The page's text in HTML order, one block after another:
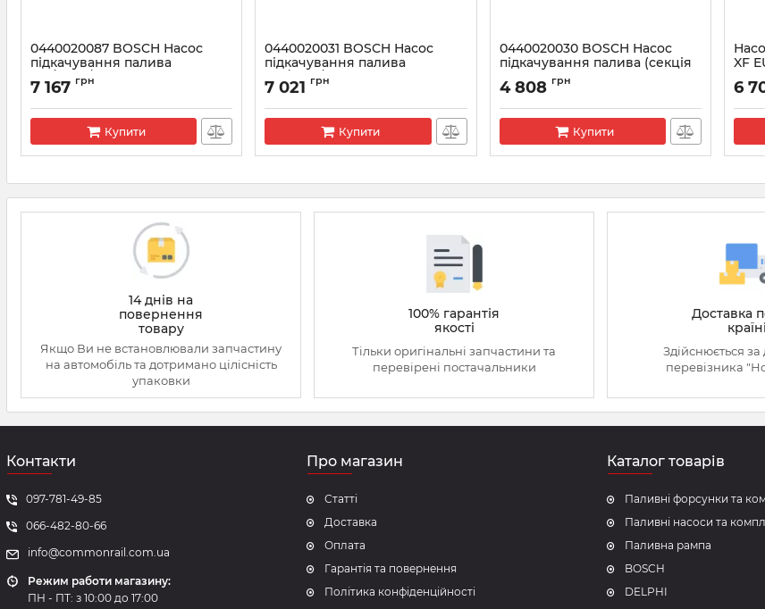
0440020087 BOSCH Насос
підкачування палива
(FP/ZP26/R1S) Renault
Артикул:
7 167 грн
Купити
0440020031 BOSCH Насос
підкачування палива
(FP/ZP18/R1S)
Volvo/Hyundai/KIA
Артикул: 0440020031
7 021 грн
Купити
0440020030 BOSCH Насос
підкачування палива (секція
низького тиску)
Артикул:
4 808 грн
Купити
XF
6
14 днів на
повернення
товару
Якщо Ви не встановлювали запчастину
на автомобіль та дотримано цілісність
упаковки
100% гарантія
якості
Тільки оригінальні запчастини та
перевірені постачальники
Доставка
країні
Здійснюється
перевізника
Контакти
097-781-49-85
066-482-80-66
info@commonrail.com.ua
Режим работи магазину:
ПН - ПТ: з 10:00 до 17:00
Про магазин
Статті
Доставка
Оплата
Гарантія та повернення
Політика конфіденційності
Каталог товарів
Паливні форсунки та
Паливні насоси та
Паливна рампа
BOSCH
DELPHI